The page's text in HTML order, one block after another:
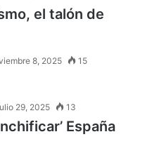
el talón de
8, 2025 15
29, 2025 13
España